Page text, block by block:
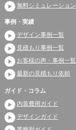
無料シミュレーション
事例・実績
デザイン事例一覧
見積もり事例一覧
お客様の声・事例一覧
最新の見積もり依頼
ガイド・コラム
内装費用ガイド
デザインガイド